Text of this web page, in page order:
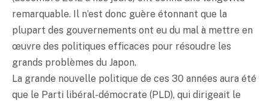
remarquable. Il n’est donc guère étonnant que la
plupart des gouvernements ont eu du mal à mettre en
œuvre des politiques efficaces pour résoudre les
grands problèmes du Japon.
La grande nouvelle politique de ces 30 années aura été
que le Parti libéral-démocrate (PLD), qui dirigeait le